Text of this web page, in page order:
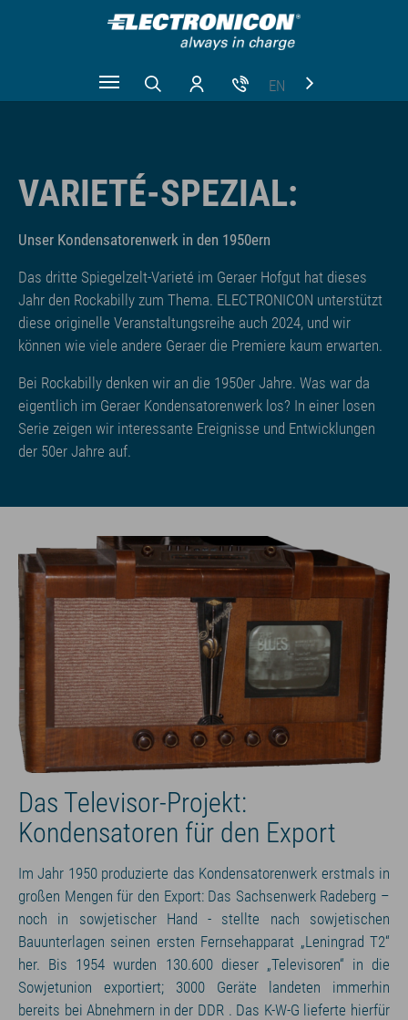
EN
VARIETÉ-SPEZIAL:
Unser Kondensatorenwerk in den 1950ern
Das dritte Spiegelzelt-Varieté im Geraer Hofgut hat dieses
Jahr den Rockabilly zum Thema. ELECTRONICON unterstützt
diese originelle Veranstaltungsreihe auch 2024, und wir
können wie viele andere Geraer die Premiere kaum erwarten.
Bei Rockabilly denken wir an die 1950er Jahre. Was war da
eigentlich im Geraer Kondensatorenwerk los? In einer losen
Serie zeigen wir interessante Ereignisse und Entwicklungen
der 50er Jahre auf.
Das Televisor-Projekt:
Kondensatoren für den Export
Im Jahr 1950 produzierte das Kondensatorenwerk erstmals in
großen Mengen für den Export: Das Sachsenwerk Radeberg –
noch in sowjetischer Hand - stellte nach sowjetischen
Bauunterlagen seinen ersten Fernsehapparat „Leningrad T2“
her. Bis 1954 wurden 130.600 dieser „Televisoren“ in die
Sowjetunion exportiert; 3000 Geräte landeten immerhin
bereits bei Abnehmern in der DDR . Das K-W-G lieferte hierfür